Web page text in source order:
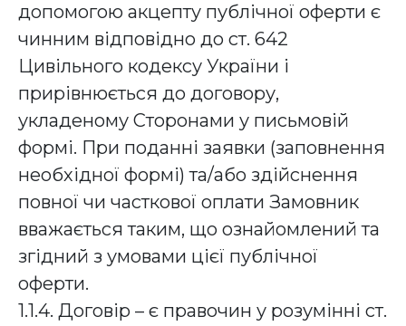
допомогою акцепту публічної оферти є
чинним відповідно до ст. 642
Цивільного кодексу України і
прирівнюється до договору,
укладеному Сторонами у письмовій
формі. При поданні заявки (заповнення
необхідної формі) та/або здійснення
повної чи часткової оплати Замовник
вважається таким, що ознайомлений та
згідний з умовами цієї публічної
оферти.
1.1.4. Договір – є правочин у розумінні ст.